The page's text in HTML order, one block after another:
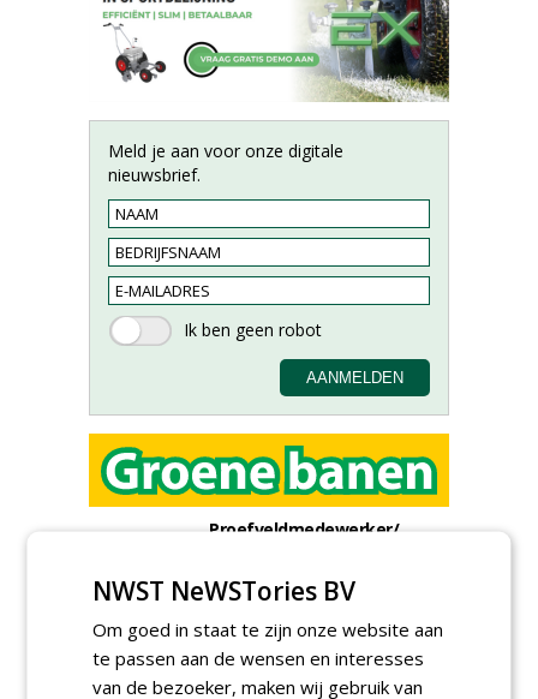
Meld je aan voor onze digitale
nieuwsbrief.
Proefveldmedewerker/
zaden Nederland B.V.
Kasmedewerker (fulltime) bij
DSV zaden Nederland B.V.
06-08-2026, Ven-Zelderheide
NWST NeWSTories BV
Om goed in staat te zijn onze website aan
te passen aan de wensen en interesses
van de bezoeker, maken wij gebruik van